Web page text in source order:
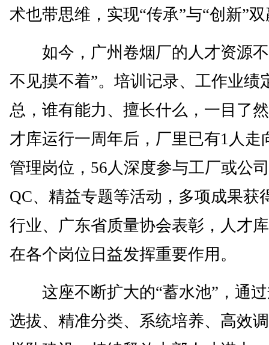
术也带思维，实现“传承”与“创新”
如今，广州卷烟厂的人才资源不
不见摸不着”。培训记录、工作业绩
总，谁有能力、擅长什么，一目了
才库运行一周年后，厂里已有1人走
管理岗位，56人深度参与工厂或公
QC、精益专题等活动，多项成果获
行业、广东省质量协会表彰，人才
在各个岗位日益发挥重要作用。
这座不断扩大的“蓄水池”，通过
选拔、精准分类、系统培养、高效